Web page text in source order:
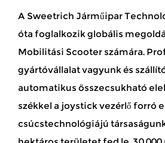
A Sweetrich Járműipar
óta foglalkozik globális
Mobilitási Scooter számára.
gyártóvállalat vagyunk és
automatikus összecsukható
székkel a joystick vezérlő forró
csúcstechnológiájú